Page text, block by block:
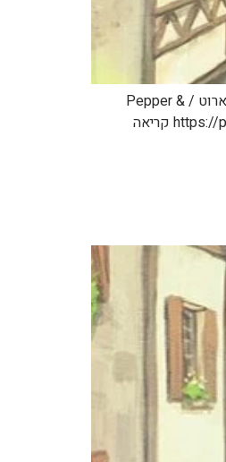
כמה הבהרות: 1. אני יודע שזה אתר פוקימון. 2. אני יודע שזה לא תוכן פוקימון. 3. אני עדיין רוצה לפרסם את זה פה. תהנו. = = = = = שם: פלפל וגזר / פפר וקארוט / Pepper &
Carrot אמן: דיויד רבוי / David Revoy קישור: https://www.peppercarrot.com/ קישור לכל הפרקים מתורגמים לעברית: https://pocketmonsters.co.il/?p=116997 קריאה